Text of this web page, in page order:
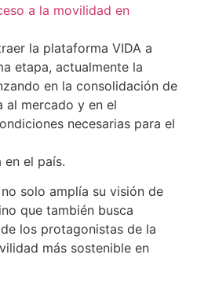
a la movilidad en
la plataforma VIDA a
etapa, actualmente la
en la consolidación de
al mercado y en el
necesarias para el
el país.
solo amplía su visión de
que también busca
los protagonistas de la
más sostenible en